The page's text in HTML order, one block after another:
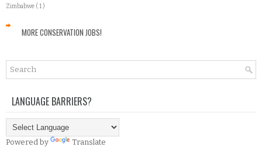
Zimbabwe ( 1 )
MORE CONSERVATION JOBS!
LANGUAGE BARRIERS?
Powered by Translate